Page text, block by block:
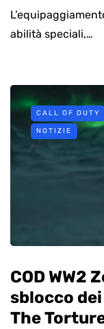
abilità speciali,…
CALL OF DUTY
NOTIZIE
COD WW2
sblocco
The